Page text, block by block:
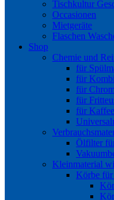
Tischkultur
Occasionen
Mietgeräte
Flaschen
Shop
Chemie und
für
für
für
für
für
Ölfilter
Kleinmaterial
Körbe für